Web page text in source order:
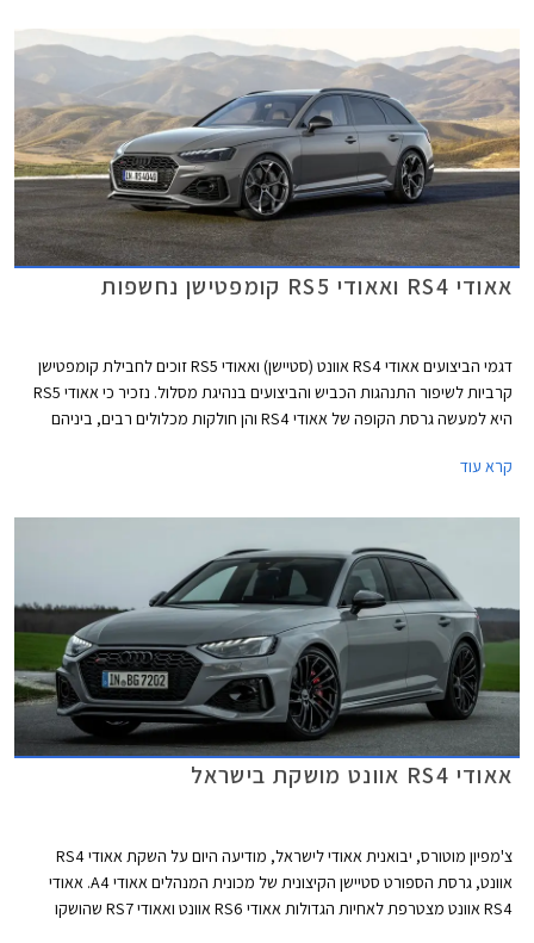
אאודי RS4 ואאודי RS5 קומפטישן נחשפות
דגמי הביצועים אאודי RS4 אוונט (סטיישן) ואאודי RS5 זוכים לחבילת קומפטישן
קרביות לשיפור התנהגות הכביש והביצועים בנהיגת מסלול. נזכיר כי אאודי RS5
היא למעשה גרסת הקופה של אאודי RS4 והן חולקות מכלולים רבים, ביניהם
אלה מוגבלת ל- 290 קמ"ש. אאודי RS4 אוונט קומפטישן מאיצה מעמידה ל- 100
שניות מהר יותר מהגרסה הסטנדרטית.
קרא עוד
אאודי RS4 אוונט מושקת בישראל
צ'מפיון מוטורס, יבואנית אאודי לישראל, מודיעה היום על השקת אאודי RS4
אוונט, גרסת הספורט סטיישן הקיצונית של מכונית המנהלים אאודי A4. אאודי
RS4 אוונט מצטרפת לאחיות הגדולות אאודי RS6 אוונט ואאודי RS7 שהושקו